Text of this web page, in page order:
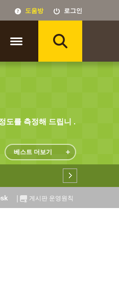
도움방 로그인
도를 측정해 드립니 ...
베스트 더보기
게시판 운영원칙